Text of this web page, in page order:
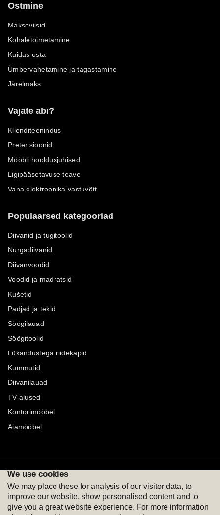
Ostmine
Makseviisid
Kohaletoimetamine
Kuidas osta
Ümbervahetamine ja tagastamine
Järelmaks
Vajate abi?
Klienditeenindus
Pretensioonid
Mööbli hooldusjuhised
Ligipääsetavuse teave
Vana elektroonika vastuvõtt
Populaarsed kategooriad
Diivanid ja tugitoolid
Nurgadiivanid
Diivanvoodid
Voodid ja madratsid
Kušetid
Padjad ja tekid
Söögilauad
Söögitoolid
Lükandustega riidekapid
Kummutid
Diivanilauad
TV-alused
Kontorimööbel
Aiamööbel
Maksevõimalused
We use cookies
We may place these for analysis of our visitor data, to
improve our website, show personalised content and to
give you a great website experience. For more information